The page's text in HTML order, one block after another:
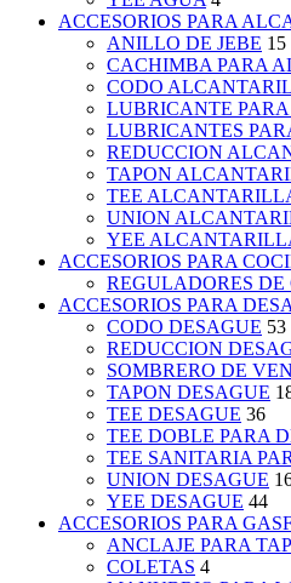
ACCESORIOS PARA
ANILLO DE JEBE 15
CACHIMBA PARA
CODO
LUBRICANTE PARA
LUBRICANTES
REDUCCION
TAPON
TEE
UNION
YEE
ACCESORIOS PARA
REGULADORES DE
ACCESORIOS PARA
CODO DESAGUE 53
REDUCCION
SOMBRERO DE
TAPON DESAGUE
TEE DESAGUE 36
TEE DOBLE PARA
TEE SANITARIA
UNION DESAGUE
YEE DESAGUE 44
ACCESORIOS PARA
ANCLAJE PARA
COLETAS 4